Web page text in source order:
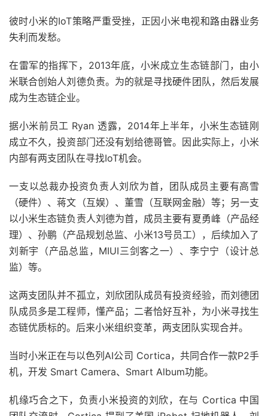
彼时小米的IoT策略严重受挫，正因小米电视和路由器业务
失利而发愁。
在雷军的指挥下，2013年底，小米成立生态链部门，由小
米联合创始人刘德负责。为的就是寻找硬件团队，然后发展
成为生态链企业。
据小米前员工 Ryan 透露，2014年上半年，小米生态链刚
成立不久，投资部门还没有划给德哥管。因此实际上，小米
内部有两支团队在寻找IoT机会。
一支以总裁办投资负责人刘欣为首，团队成员主要有高雪
（硬件）、蒋文（互娱）、董雪（互联网金融）等；另一支
以小米生态链负责人刘德为首，成员主要有夏勇峰（产品经
理）、孙鹏（产品规划总监、小米13号员工），后续加入了
刘新宇（产品总监，MIUI三剑客之一）、李宁宁（设计总
监）等。
这两支团队并不孤立，刘欣团队成员有投资经验，而刘德团
队成员多是工程师，懂产品；二者恰好互补，为小米寻找生
态链优质标的。后来小米组织变革，两支团队实现合并。
当时小米正在与以色列AI公司 Cortica，共同合作一款P2手
机，开发 Smart Camera、Smart Album功能。
机缘巧合之下，负责小米投资的刘欣，在与 Cortica 中国